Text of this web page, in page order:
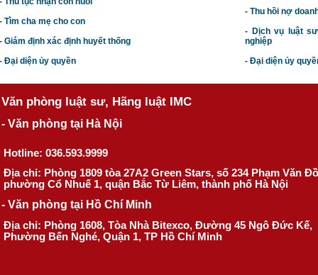
Tìm cha mẹ cho con
Giám định xác định huyết thống
Đại diện ủy quyền
- Thu hồi nợ
- Dịch vụ luật
nghiệp
- Đại diện ủy
Văn phòng luật sư, Hãng luật IMC
- Văn phòng tại Hà Nội
Hotline: 036.593.9999
Địa chỉ: Phòng 1809 tòa 27A2 Green Stars, số 234 Phạm Văn
phường Cổ Nhuế 1, quận Bắc Từ Liêm, thành phố Hà Nội
- Văn phòng tại Hồ Chí Minh
Địa chỉ: Phòng 1608, Tòa Nhà Bitexco, Đường 45 Ngô Đức Kế,
Phường Bến Nghé, Quận 1, TP Hồ Chí Minh